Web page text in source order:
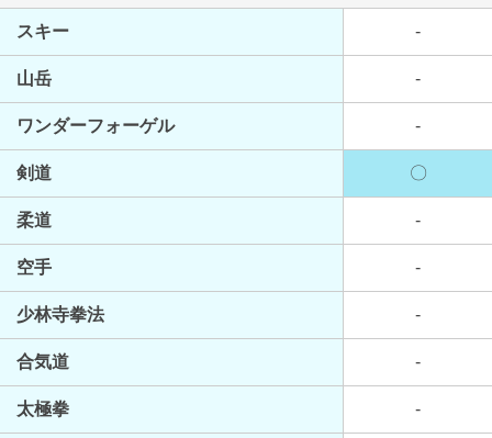
スキー -
山岳 -
ワンダーフォーゲル -
剣道 〇
柔道 -
空手 -
少林寺拳法 -
合気道 -
太極拳 -